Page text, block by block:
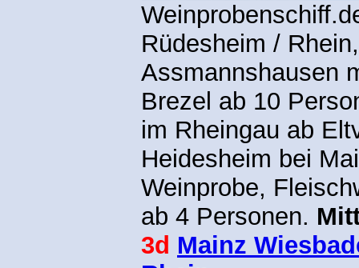
Rüdesheim /
Assmannshausen
Brezel ab 10
im Rheingau ab
Heidesheim bei
Weinprobe,
ab 4 Personen.
3d Mainz